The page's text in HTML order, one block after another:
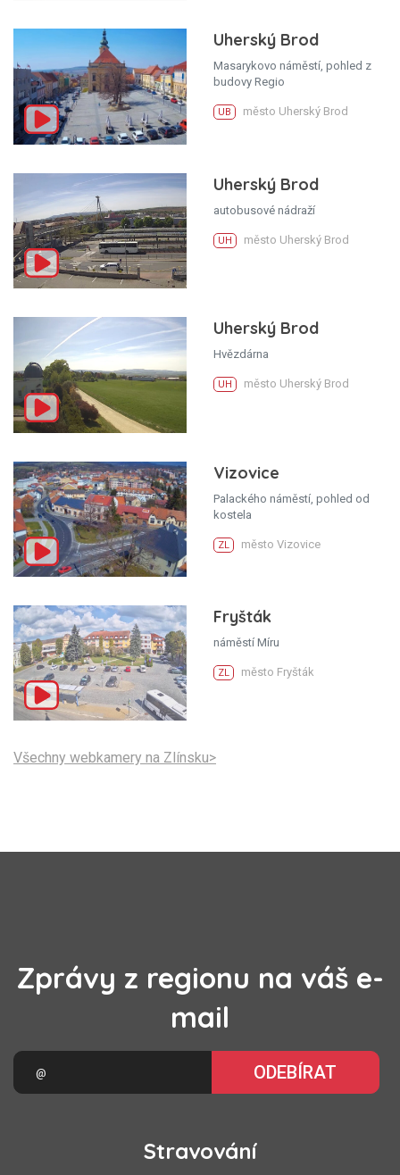
Uherský Brod
Masarykovo náměstí, pohled z
budovy Regio
UB město Uherský Brod
Uherský Brod
autobusové nádraží
UH město Uherský Brod
Uherský Brod
Hvězdárna
UH město Uherský Brod
Vizovice
Palackého náměstí, pohled od
kostela
ZL město Vizovice
Fryšták
náměstí Míru
ZL město Fryšták
Všechny webkamery na Zlínsku>
Zprávy z regionu na váš e-
mail
ODEBÍRAT
Stravování